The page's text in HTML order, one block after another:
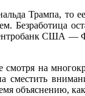
Трампа, то
США —
на
сместить
объяснению,